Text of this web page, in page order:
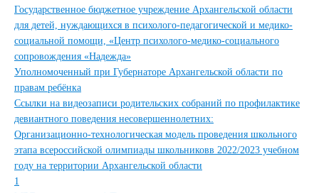
Государственное бюджетное учреждение Архангельской области
для детей, нуждающихся в психолого-педагогической и медико-
социальной помощи, «Центр психолого-медико-социального
сопровождения «Надежда»
Уполномоченный при Губернаторе Архангельской области по
правам ребёнка
Ссылки на видеозаписи родительских собраний по профилактике
девиантного поведения несовершеннолетних:
Организационно-технологическая модель проведения школьного
этапа всероссийской олимпиады школьниковв 2022/2023 учебном
году на территории Архангельской области
1